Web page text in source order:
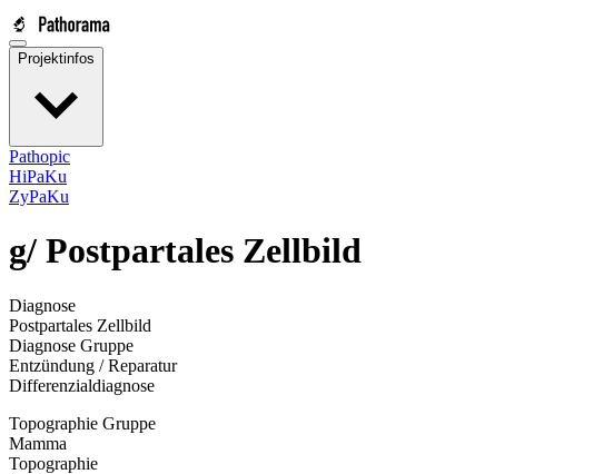
Projektinfos
Pathopic
HiPaKu
ZyPaKu
g/ Postpartales Zellbild
Diagnose
Postpartales Zellbild
Diagnose Gruppe
Entzündung / Reparatur
Differenzialdiagnose
Topographie Gruppe
Mamma
Topographie